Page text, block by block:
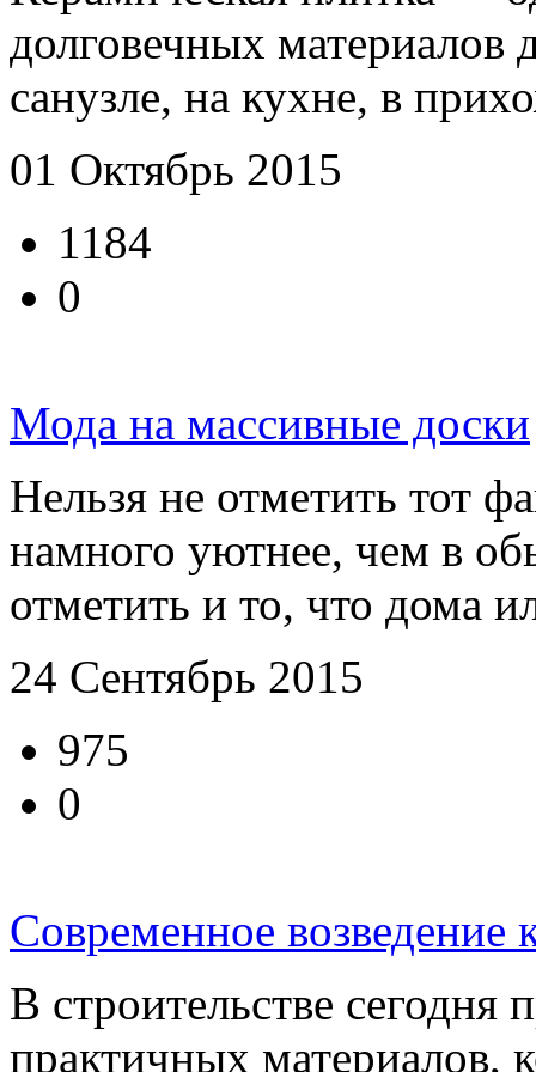
долговечных материалов
санузле, на кухне, в
01 Октябрь 2015
1184
0
Мода на массивные доски
Нельзя не отметить тот
намного уютнее, чем в
отметить и то, что дома
24 Сентябрь 2015
975
0
Современное возведение
В строительстве сегодня
практичных материалов,